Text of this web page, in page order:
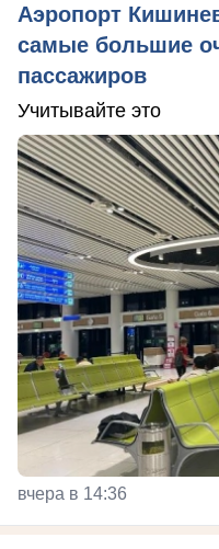
Аэропорт
самые большие
пассажиров
Учитывайте это
вчера в 14:36